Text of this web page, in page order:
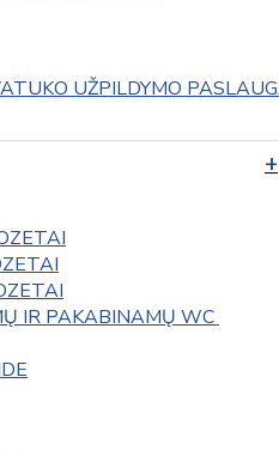
UŽPILDYMO
IR PAKABINAMŲ WC